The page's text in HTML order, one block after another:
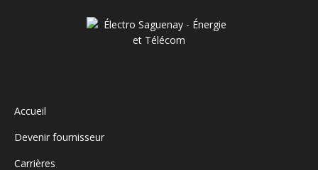
Accueil
Devenir fournisseur
Carrières